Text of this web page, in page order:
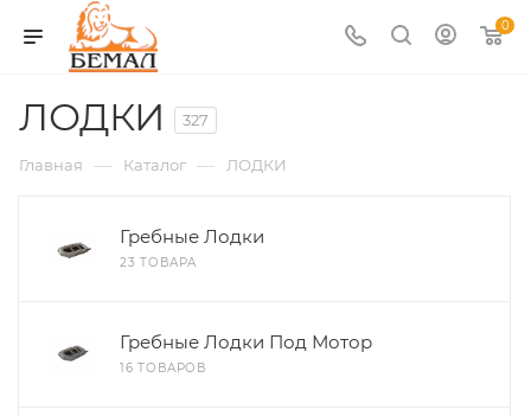
0
ЛОДКИ 327
Главная — Каталог — ЛОДКИ
Гребные Лодки
23 ТОВАРА
Гребные Лодки Под Мотор
16 ТОВАРОВ